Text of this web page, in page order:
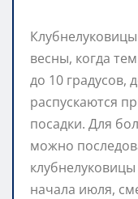
весны, когда
до 10 градусов,
распускаются
посадки. Для
можно
начала июля,